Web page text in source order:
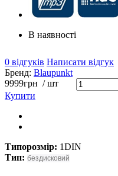
В наявності
0 відгуків Написати відгук
Бренд: Blaupunkt
9999грн / шт
Купити
Типорозмір: 1DIN
Тип: бездисковий